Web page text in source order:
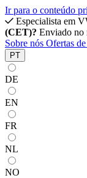
Ir para o conteúdo
Especialista em
(CET)? Enviado no
Sobre nós Ofertas
PT
DE
EN
FR
NL
NO